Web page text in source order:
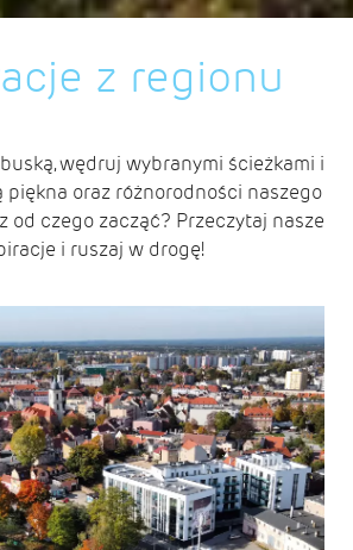
z regionu
wędruj wybranymi ścieżkami i
oraz różnorodności naszego
od czego zacząć? Przeczytaj nasze
i ruszaj w drogę!